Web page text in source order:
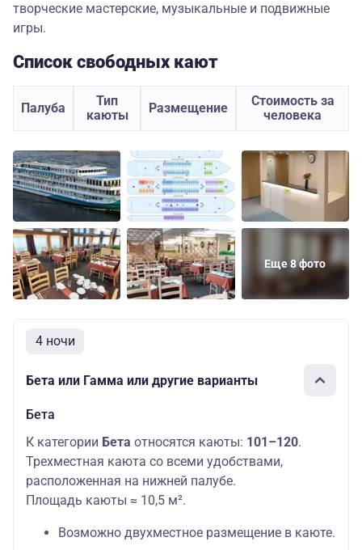
творческие мастерские, музыкальные и подвижные
игры.
Список свободных кают
Палуба
Тип
каюты
Размещение
Стоимость за
человека
Еще 8 фото
4 ночи
Бета или Гамма или другие варианты
Бета
К категории Бета относятся каюты: 101–120.
Трехместная каюта со всеми удобствами,
расположенная на нижней палубе.
Площадь каюты ≈ 10,5 м².
Возможно двухместное размещение в каюте.